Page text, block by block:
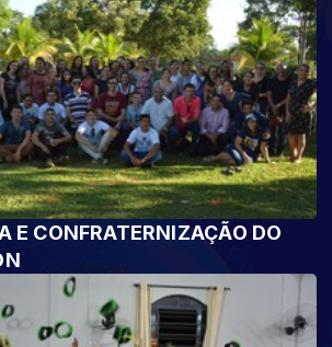
E CONFRATERNIZAÇÃO DO